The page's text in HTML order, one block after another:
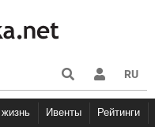
RU
жизнь Ивенты Рейтинги